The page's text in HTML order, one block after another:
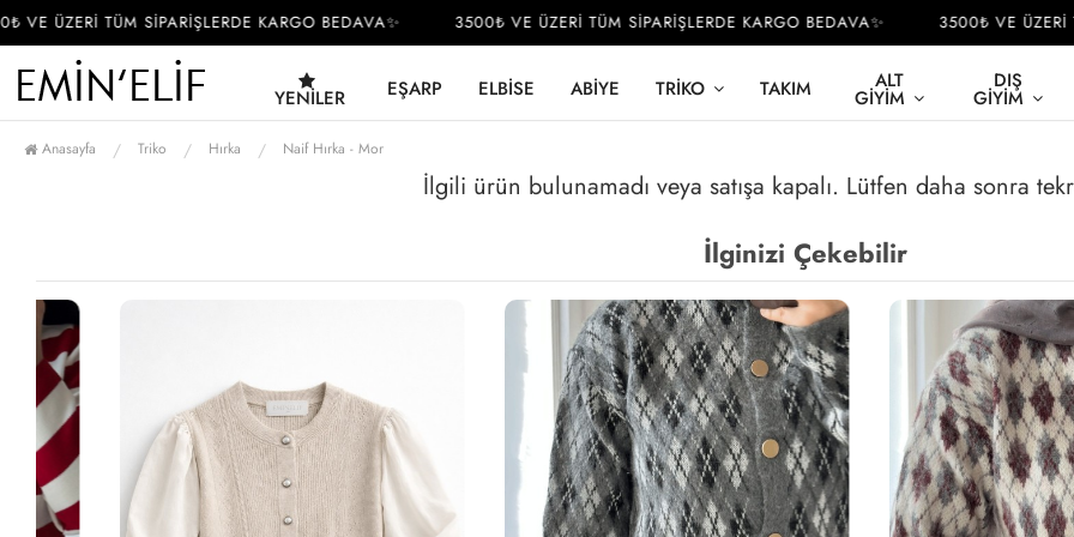
ÜZERİ TÜM SİPARİŞLERDE KARGO BEDAVA✨ 3500₺ VE ÜZERİ TÜM SİPARİŞLERDE KARGO BEDAVA✨ 3500₺ VE ÜZERİ
YENILER EŞARP ELBISE ABIYE TRIKO TAKIM ALT
GIYIM
DIŞ
GIYIM
Anasayfa Triko Hırka Naif Hırka - Mor
İlgili ürün bulunamadı veya satışa kapalı. Lütfen daha sonra
İlginizi Çekebilir